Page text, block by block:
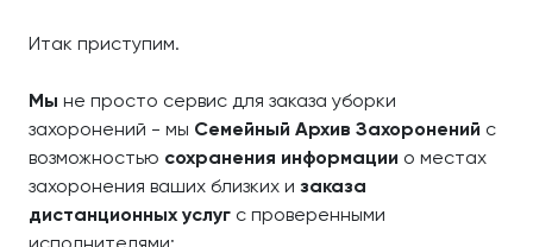
Итак приступим.
Мы не просто сервис для заказа уборки
захоронений - мы Семейный Архив Захоронений с
возможностью сохранения информации о местах
захоронения ваших близких и заказа
дистанционных услуг с проверенными